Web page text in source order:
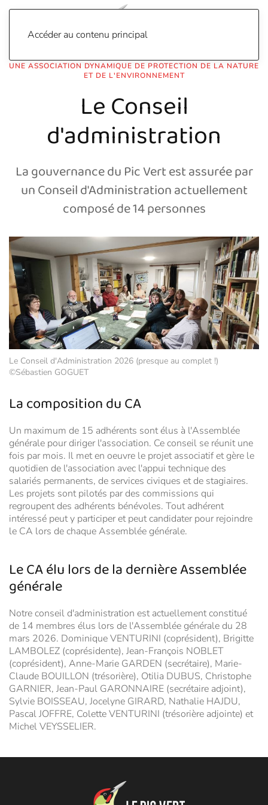
Accéder au contenu principal
UNE ASSOCIATION DYNAMIQUE DE PROTECTION DE LA NATURE
ET DE L'ENVIRONNEMENT
Le Conseil
d'administration
La gouvernance du Pic Vert est assurée par
un Conseil d'Administration actuellement
composé de 14 personnes
Le Conseil d'Administration 2026 (presque au complet !)
©Sébastien GOGUET
La composition du CA
Un maximum de 15 adhérents sont élus à l'Assemblée
générale pour diriger l'association. Ce conseil se réunit une
fois par mois. Il met en oeuvre le projet associatif et gère le
quotidien de l'association avec l'appui technique des
salariés permanents, de services civiques et de stagiaires.
Les projets sont pilotés par des commissions qui
regroupent des adhérents bénévoles. Tout adhérent
intéressé peut y participer et peut candidater pour rejoindre
le CA lors de chaque Assemblée générale.
Le CA élu lors de la dernière Assemblée
générale
Notre conseil d'administration est actuellement constitué
de 14 membres élus lors de l'Assemblée générale du 28
mars 2026. Dominique VENTURINI (coprésident), Brigitte
LAMBOLEZ (coprésidente), Jean-François NOBLET
(coprésident), Anne-Marie GARDEN (secrétaire), Marie-
Claude BOUILLON (trésorière), Otilia DUBUS, Christophe
GARNIER, Jean-Paul GARONNAIRE (secrétaire adjoint),
Sylvie BOISSEAU, Jocelyne GIRARD, Nathalie HAJDU,
Pascal JOFFRE, Colette VENTURINI (trésorière adjointe) et
Michel VEYSSELIER.